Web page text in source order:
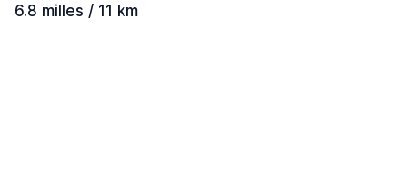
6.8 milles / 11 km